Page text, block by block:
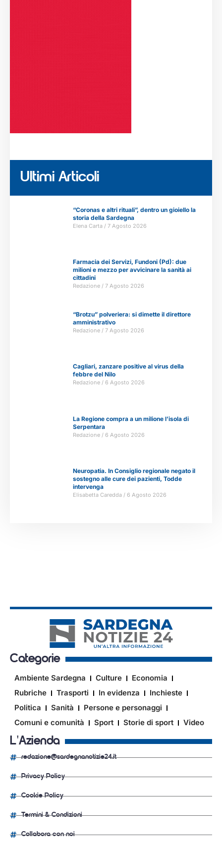
Ultimi Articoli
“Coronas e altri rituali”, dentro un gioiello la
storia della Sardegna
Elena Carta 7 Agosto 2026
Farmacia dei Servizi, Fundoni (Pd): due
milioni e mezzo per avvicinare la sanità ai
cittadini
Redazione 7 Agosto 2026
“Brotzu” polveriera: si dimette il direttore
amministrativo
Redazione 7 Agosto 2026
Cagliari, zanzare positive al virus della
febbre del Nilo
Redazione 6 Agosto 2026
La Regione compra a un milione l’isola di
Serpentara
Redazione 6 Agosto 2026
Neuropatia. In Consiglio regionale negato il
sostegno alle cure dei pazienti, Todde
intervenga
Elisabetta Caredda 6 Agosto 2026
Categorie
Ambiente Sardegna Culture
Economia
Rubriche
Trasporti In evidenza
Inchieste
Politica
Sanità
Persone e personaggi
Comuni e comunità
Sport Storie di sport Video
L'Azienda
redazione@sardegnanotizie24.it
Privacy Policy
Cookie Policy
Termini & Condizioni
Collabora con noi